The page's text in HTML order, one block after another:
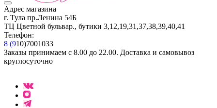
Адрес магазина
г. Тула пр.Ленина 54Б
ТЦ Цветной бульвар., бутики 3,12,19,31,37,38,39,40,41
Телефон:
8 (910)7001033
Заказы принимаем с 8.00 до 22.00. Доставка и самовывоз
круглосуточно